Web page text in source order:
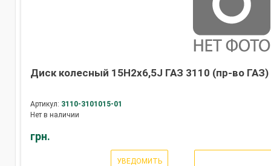
Диск колесный 15H2х6,5J ГАЗ 3110 (пр-во ГАЗ)
Артикул: 3110-3101015-01
Нет в наличии
грн.
УВЕДОМИТЬ